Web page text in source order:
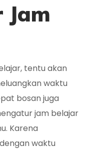
Jam
tentu akan
waktu
bosan juga
jam belajar
Karena
waktu